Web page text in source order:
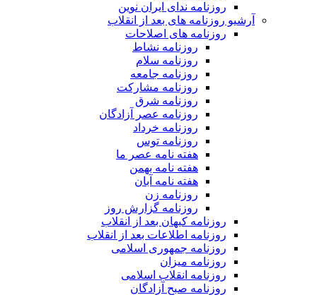
روزنامه ندای ایران نوین
آرشیو روزنامه های بعد از انقلاب
روزنامه های اصلاحات
روزنامه نشاط
روزنامه سلام
روزنامه جامعه
روزنامه مشارکت
روزنامه شرق
روزنامه عصر آزادگان
روزنامه خرداد
روزنامه توس
هفته نامه عصر ما
هفته نامه بهمن
هفته نامه آبان
روزنامه زن
روزنامه گزارش روز
روزنامه کیهان بعد از انقلاب
روزنامه اطلاعات بعد از انقلاب
روزنامه جمهوری اسلامی
روزنامه میزان
روزنامه انقلاب اسلامی
روزنامه صبح آزادگان